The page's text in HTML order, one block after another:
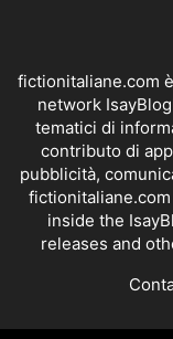
fictionitaliane.com
network
tematici di
contributo di
pubblicità,
fictionitaliane.com
inside the
releases and